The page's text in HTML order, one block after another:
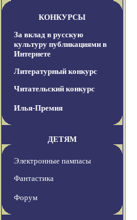
КОНКУРСЫ
За вклад в русскую
культуру публикациями в
Интернете
Литературный конкурс
Читательский конкурс
Илья-Премия
ДЕТЯМ
Электронные пампасы
Фантастика
Форум